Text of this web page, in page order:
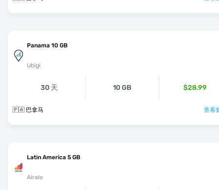
Panama 10 GB
Ubigi
30 天 10 GB $28.99
🇵🇦 巴拿马 查看
Latin America 5 GB
Airalo